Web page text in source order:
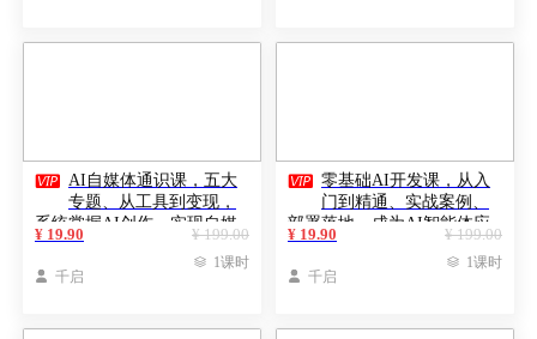
 AI自媒体通识课，五大
专题、从工具到变现，
系统掌握AI创作，实现自媒
体月入过万
¥ 199.00
¥ 19.90
 千启
 1课时
 零基础AI开发课，从入
门到精通、实战案例、
部署落地，成为AI智能体应
用达人，开拓高价值副业
¥ 199.00
¥ 19.90
 千启
 1课时